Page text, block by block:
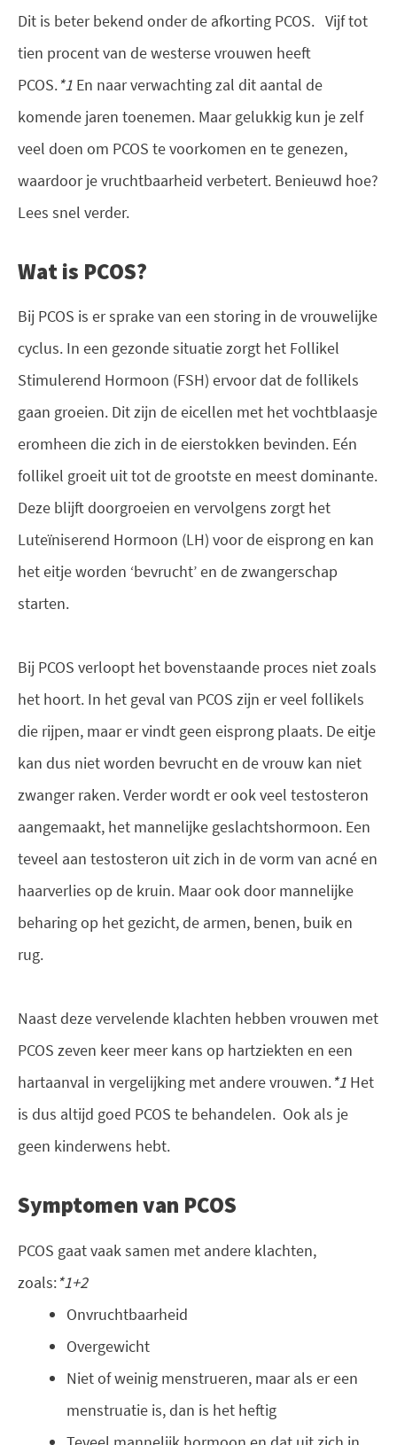
Dit is beter bekend onder de afkorting PCOS. Vijf tot
tien procent van de westerse vrouwen heeft
PCOS.*1 En naar verwachting zal dit aantal de
komende jaren toenemen. Maar gelukkig kun je zelf
veel doen om PCOS te voorkomen en te genezen,
waardoor je vruchtbaarheid verbetert. Benieuwd hoe?
Lees snel verder.
Wat is PCOS?
Bij PCOS is er sprake van een storing in de vrouwelijke
cyclus. In een gezonde situatie zorgt het Follikel
Stimulerend Hormoon (FSH) ervoor dat de follikels
gaan groeien. Dit zijn de eicellen met het vochtblaasje
eromheen die zich in de eierstokken bevinden. Eén
follikel groeit uit tot de grootste en meest dominante.
Deze blijft doorgroeien en vervolgens zorgt het
Luteïniserend Hormoon (LH) voor de eisprong en kan
het eitje worden ‘bevrucht’ en de zwangerschap
starten.
Bij PCOS verloopt het bovenstaande proces niet zoals
het hoort. In het geval van PCOS zijn er veel follikels
die rijpen, maar er vindt geen eisprong plaats. De eitje
kan dus niet worden bevrucht en de vrouw kan niet
zwanger raken. Verder wordt er ook veel testosteron
aangemaakt, het mannelijke geslachtshormoon. Een
teveel aan testosteron uit zich in de vorm van acné en
haarverlies op de kruin. Maar ook door mannelijke
beharing op het gezicht, de armen, benen, buik en
rug.
Naast deze vervelende klachten hebben vrouwen met
PCOS zeven keer meer kans op hartziekten en een
hartaanval in vergelijking met andere vrouwen.*1 Het
is dus altijd goed PCOS te behandelen. Ook als je
geen kinderwens hebt.
Symptomen van PCOS
PCOS gaat vaak samen met andere klachten,
zoals:*1+2
Onvruchtbaarheid
Overgewicht
Niet of weinig menstrueren, maar als er een
menstruatie is, dan is het heftig